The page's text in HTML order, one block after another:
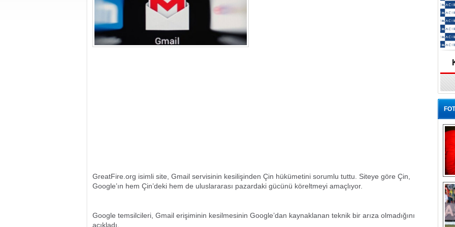
GreatFire.org isimli site, Gmail servisinin kesilişinden Çin hükümetini sorumlu tuttu. Siteye göre Çin,
Google’ın hem Çin’deki hem de uluslararası pazardaki gücünü köreltmeyi amaçlıyor.
Google temsilcileri, Gmail erişiminin kesilmesinin Google’dan kaynaklanan teknik bir arıza olmadığını
açıkladı.